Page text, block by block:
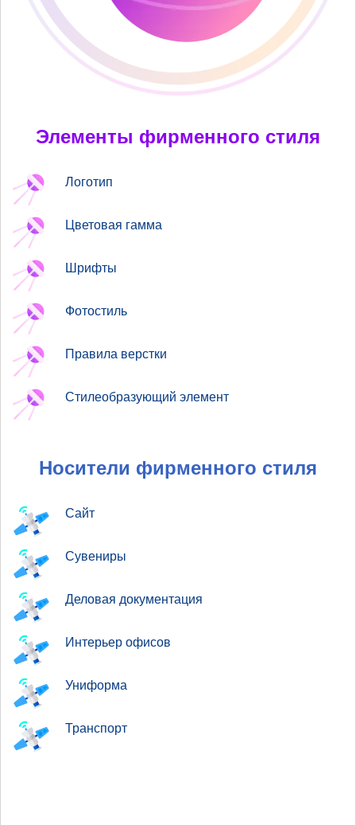
Элементы фирменного стиля
Логотип
Цветовая гамма
Шрифты
Фотостиль
Правила верстки
Стилеобразующий элемент
Носители фирменного стиля
Сайт
Сувениры
Деловая документация
Интерьер офисов
Униформа
Транспорт